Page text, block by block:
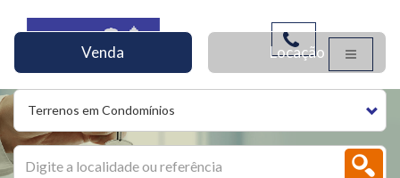
Terrenos em Condomínios
Venda Locação